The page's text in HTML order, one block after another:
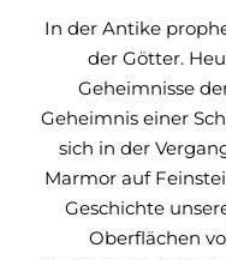
In der Antike
der Götter.
Geheimnisse
Geheimnis einer
sich in der
Marmor auf
Geschichte
Oberflächen